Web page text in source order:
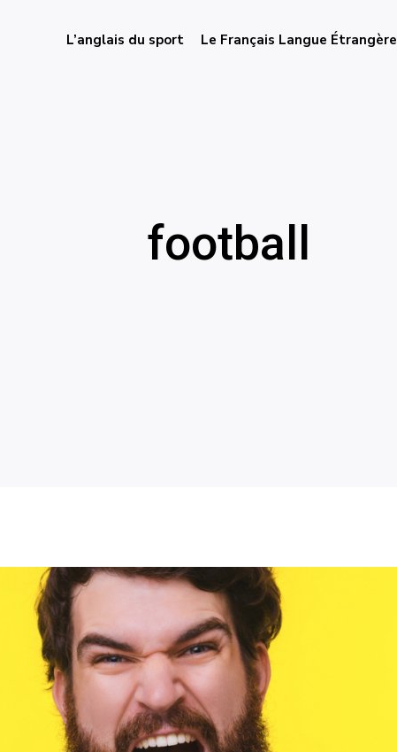
L’anglais du sport Le Français Langue Étrangère
football